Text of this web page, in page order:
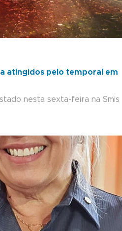
atingidos pelo temporal em
nesta sexta-feira na Smis